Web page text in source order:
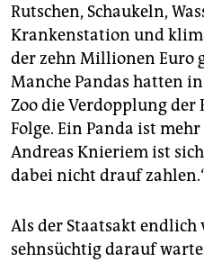
Rutschen, Schaukeln,
Krankenstation und
der zehn Millionen Euro
Manche Pandas hatten
Zoo die Verdopplung der
Folge. Ein Panda ist
Andreas Knieriem ist
dabei nicht drauf
Als der Staatsakt
sehnsüchtig darauf